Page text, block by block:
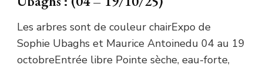
Les arbres sont de couleur chairExpo de
Sophie Ubaghs et Maurice Antoinedu 04 au 19
octobreEntrée libre Pointe sèche, eau-forte,